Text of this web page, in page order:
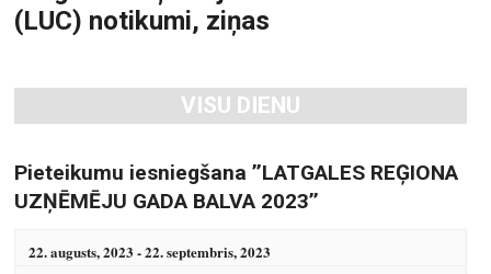
a
n
d
s
w
s
N
a
(LUC) notikumi, ziņas
VISU DIENU
Pieteikumu iesniegšana ’’LATGALES REĢIONA
UZŅĒMĒJU GADA BALVA 2023’’
22. augusts, 2023 -22. septembris, 2023